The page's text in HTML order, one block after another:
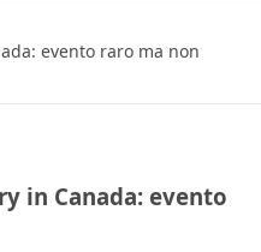
evento raro ma non
in Canada: evento